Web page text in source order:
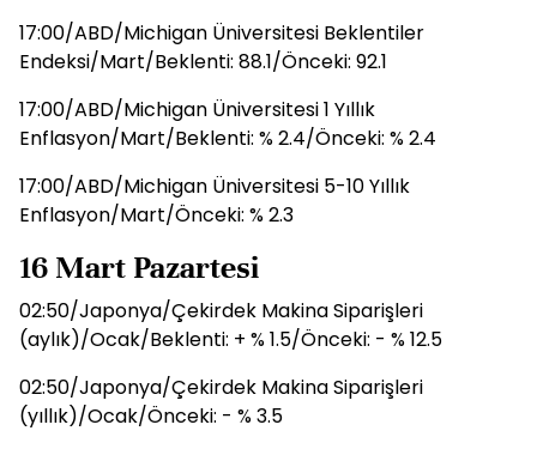
17:00/ABD/Michigan Üniversitesi Beklentiler
Endeksi/Mart/Beklenti: 88.1/Önceki: 92.1
17:00/ABD/Michigan Üniversitesi 1 Yıllık
Enflasyon/Mart/Beklenti: % 2.4/Önceki: % 2.4
17:00/ABD/Michigan Üniversitesi 5-10 Yıllık
Enflasyon/Mart/Önceki: % 2.3
16 Mart Pazartesi
02:50/Japonya/Çekirdek Makina Siparişleri
(aylık)/Ocak/Beklenti: + % 1.5/Önceki: - % 12.5
02:50/Japonya/Çekirdek Makina Siparişleri
(yıllık)/Ocak/Önceki: - % 3.5